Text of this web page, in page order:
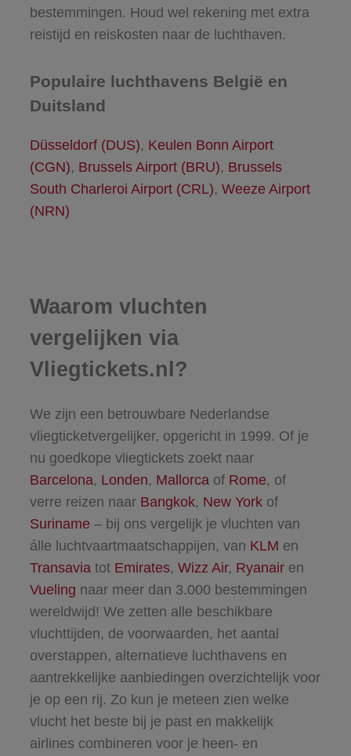
bestemmingen. Houd wel rekening met extra
reistijd en reiskosten naar de luchthaven.
Populaire luchthavens België en
Duitsland
Düsseldorf (DUS), Keulen Bonn Airport
(CGN), Brussels Airport (BRU), Brussels
South Charleroi Airport (CRL), Weeze Airport
(NRN)
Waarom vluchten
vergelijken via
Vliegtickets.nl?
We zijn een betrouwbare Nederlandse
vliegticketvergelijker, opgericht in 1999. Of je
nu goedkope vliegtickets zoekt naar
Barcelona, Londen, Mallorca of Rome, of
verre reizen naar Bangkok, New Yorkof
Suriname – bij ons vergelijk je vluchten van
álle luchtvaartmaatschappijen, van KLM en
Transavia tot Emirates, Wizz Air, Ryanairen
Vueling naar meer dan 3.000 bestemmingen
wereldwijd! We zetten alle beschikbare
vluchttijden, de voorwaarden, het aantal
overstappen, alternatieve luchthavens en
aantrekkelijke aanbiedingen overzichtelijk voor
je op een rij. Zo kun je meteen zien welke
vlucht het beste bij je past en makkelijk
airlines combineren voor je heen- en